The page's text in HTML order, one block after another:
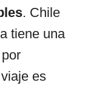
. Chile
tiene una
es